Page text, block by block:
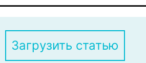
Загрузить статью